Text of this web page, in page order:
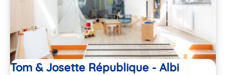
Tom & Josette République - Albi